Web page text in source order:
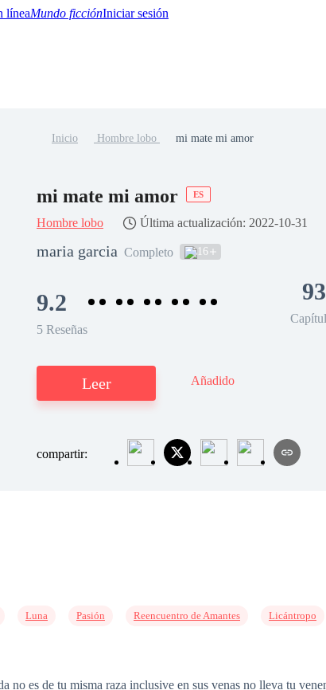
Mundo ficciónIniciar sesión
Inicio Hombre lobo mi mate mi amor
mi mate mi amor ES
Hombre lobo Última actualización: 2022-10-31
maria garcia Completo 16
9.2
5 Reseñas
93
Leer Añadido
compartir:
Luna Pasión Reencuentro de Amantes Licántropo
es de tu misma raza inclusive en sus venas no lleva tu